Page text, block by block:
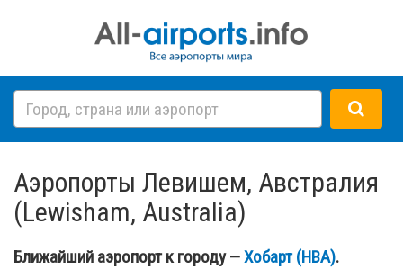
Аэропорты Левишем, Австралия
(Lewisham, Australia)
Ближайший аэропорт к городу —Хобарт (HBA).